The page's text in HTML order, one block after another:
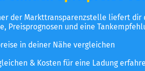
der Markttransparenzstelle liefert dir
Preisprognosen und eine
in deiner Nähe vergleichen
& Kosten für eine Ladung